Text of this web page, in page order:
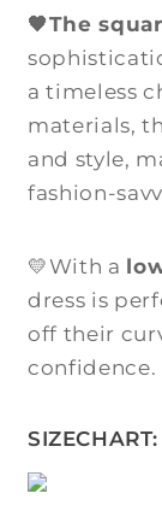
s
a
h
🧡The
a timeless
materials,
and style,
fashion-
💛With a
dress is
off their
confidence.
SIZECHART: